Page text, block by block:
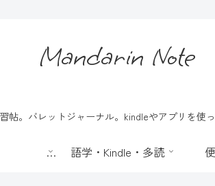
Mandarin Note
帖。バレットジャーナル。kindleやアプリを使
📖 著書 語学・Kindle・多読